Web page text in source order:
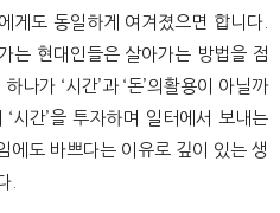
게도 동일하게 여겨졌으면 합니다.
는 현대인들은 살아가는 방법을 점
나가 ‘시간’과 ‘돈’의활용이 아닐까
시간’을 투자하며 일터에서 보내는
에도 바쁘다는 이유로 깊이 있는 생
.